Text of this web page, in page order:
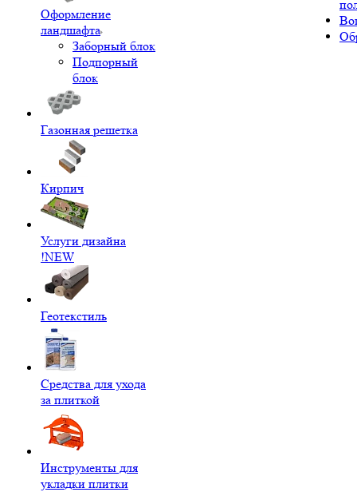
Оформление
ландшафта
Заборный блок
Подпорный
блок
Газонная решетка
Кирпич
Услуги дизайна
!NEW
Геотекстиль
Средства для ухода
за плиткой
Инструменты для
укладки плитки